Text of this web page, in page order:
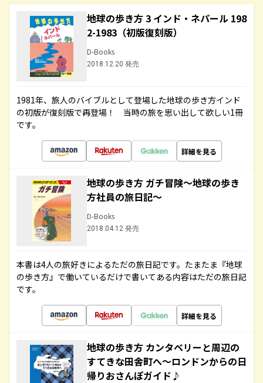
地球の歩き方 3 インド・ネパール 198
2-1983（初版復刻版）
D-Books
2018.12.20 発売
1981年、旅人のバイブルとして登場した地球の歩き方インド
の初版が復刻版で再登場！ 当時の旅を思い出して欲しい1冊
です。
詳細を見る
地球の歩き方 ガチ冒険～地球の歩き
方社員の旅日記～
D-Books
2018.04.12 発売
本書は4人の旅好きによるただの旅日記です。たまたま『地球
の歩き方』で働いているだけで書いてある内容はただの旅日記
です。
詳細を見る
地球の歩き方 カンタベリーと周辺の
すてきな田舎町へ～ロンドンからの日
帰りおさんぽガイド♪